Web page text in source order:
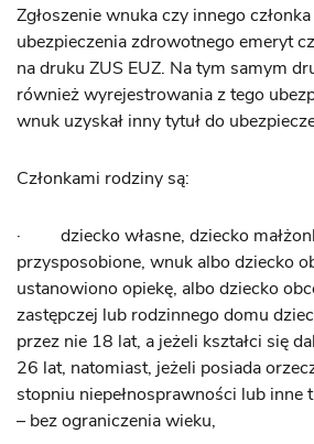
Zgłoszenie wnuka czy innego
ubezpieczenia zdrowotnego emeryt
na druku ZUS EUZ. Na tym samym
również wyrejestrowania z tego
wnuk uzyskał inny tytuł do
Członkami rodziny są:
· dziecko własne, dziecko
przysposobione, wnuk albo dziecko
ustanowiono opiekę, albo dziecko
zastępczej lub rodzinnego domu
przez nie 18 lat, a jeżeli kształci się
26 lat, natomiast, jeżeli posiada
stopniu niepełnosprawności lub inne
– bez ograniczenia wieku,